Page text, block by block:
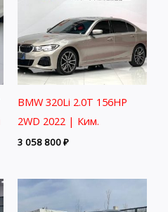
BMW 320Li 2.0T 156HP
2WD 2022 | Ким.
3 058 800₽